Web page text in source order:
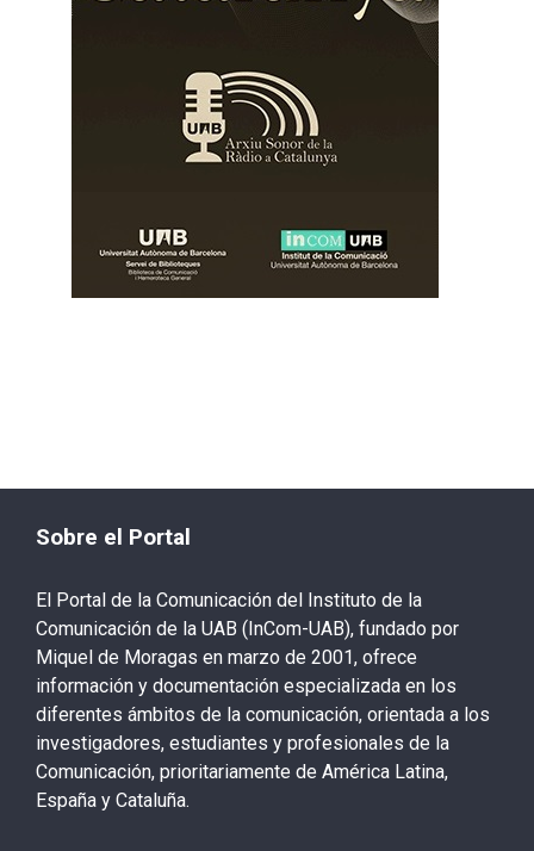
Sobre el Portal
El Portal de la Comunicación del Instituto de la
Comunicación de la UAB (InCom-UAB), fundado por
Miquel de Moragas en marzo de 2001, ofrece
información y documentación especializada en los
diferentes ámbitos de la comunicación, orientada a los
investigadores, estudiantes y profesionales de la
Comunicación, prioritariamente de América Latina,
España y Cataluña.